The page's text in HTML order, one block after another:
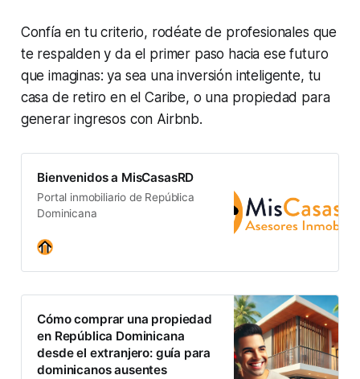
Confía en tu criterio, rodéate de profesionales que
te respalden y da el primer paso hacia ese futuro
que imaginas: ya sea una inversión inteligente, tu
casa de retiro en el Caribe, o una propiedad para
generar ingresos con Airbnb.
Bienvenidos a MisCasasRD
Portal inmobiliario de República
Dominicana
Cómo comprar una propiedad
en República Dominicana
desde el extranjero: guía para
dominicanos ausentes